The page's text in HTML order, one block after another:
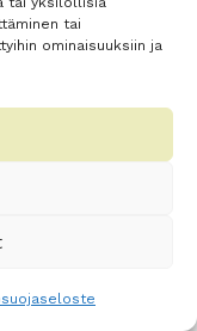
tai
ominaisuuksiin ja
misellivesi